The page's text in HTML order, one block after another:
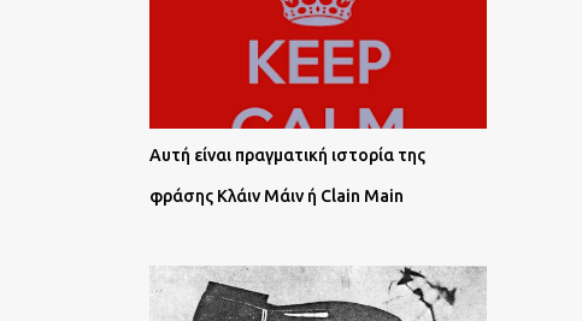
Αυτή είναι πραγματική ιστορία της
φράσης Κλάιν Μάιν ή Clain Main